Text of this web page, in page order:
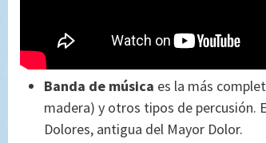
Banda de música es la más
madera) y otros tipos de percusión.
Dolores, antigua del Mayor Dolor.